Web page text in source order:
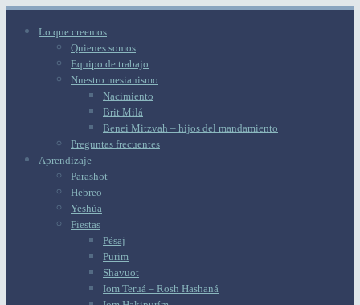
Lo que creemos
Quienes somos
Equipo de trabajo
Nuestro mesianismo
Nacimiento
Brit Milá
Benei Mitzvah – hijos del mandamiento
Preguntas frecuentes
Aprendizaje
Parashot
Hebreo
Yeshúa
Fiestas
Pésaj
Purim
Shavuot
Iom Teruá – Rosh Hashaná